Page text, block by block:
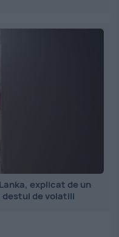
explicat de un
de volatili